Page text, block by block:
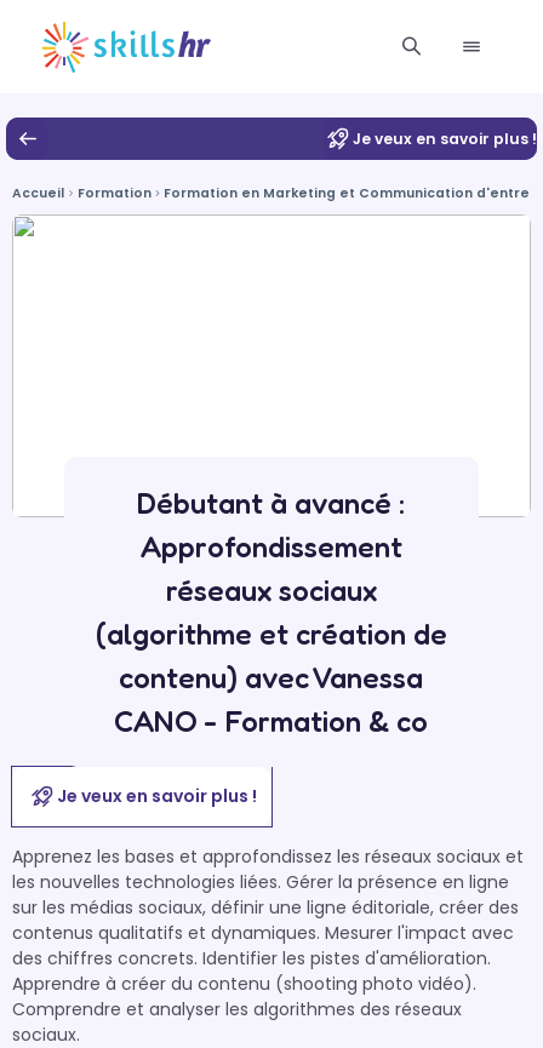
Je veux en savoir plus !
Accueil Formation Formation en Marketing et Communication
Débutant à avancé :
Approfondissement
réseaux sociaux
(algorithme et création de
contenu) avec Vanessa
CANO - Formation & co
Je veux en savoir plus !
Apprenez les bases et approfondissez les réseaux sociaux et
les nouvelles technologies liées. Gérer la présence en ligne
sur les médias sociaux, définir une ligne éditoriale, créer des
contenus qualitatifs et dynamiques. Mesurer l'impact avec
des chiffres concrets. Identifier les pistes d'amélioration.
Apprendre à créer du contenu (shooting photo vidéo).
Comprendre et analyser les algorithmes des réseaux
sociaux.